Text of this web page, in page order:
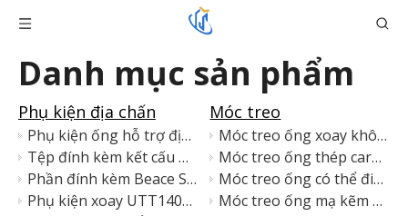
Danh mục sản phẩm
Phụ kiện địa chấn
Phụ kiện ống hỗ trợ địa chấn UTT63 mạ kẽm điện
Tệp đính kèm kết cấu UTT10Q
Phần đính kèm Beace Sway theo chiều dọc
Phụ kiện xoay UTT1401 đa năng với lớp hoàn thiện mạ điện
Móc treo
Móc treo ống xoay không cách nhiệt UL mạ kẽm
Móc treo ống thép carbon có thể điều chỉnh UL
Móc treo ống có thể điều chỉnh không mạ kẽm trước
Móc treo ống mạ kẽm có thể điều chỉnh được